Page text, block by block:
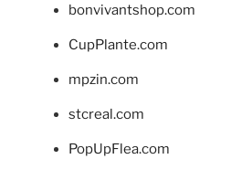
bonvivantshop.com
CupPlante.com
mpzin.com
stcreal.com
PopUpFlea.com